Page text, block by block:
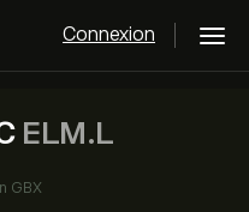
Connexion
ELM.L
GBX